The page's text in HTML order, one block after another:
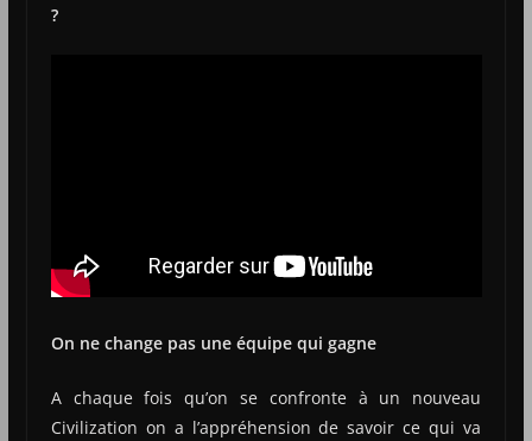
?
On ne change pas une équipe qui gagne
A chaque fois qu’on se confronte à un nouveau
Civilization on a l’appréhension de savoir ce qui va